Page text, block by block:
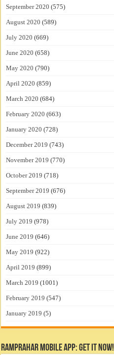
September 2020 (575)
August 2020 (589)
July 2020 (669)
June 2020 (658)
May 2020 (790)
April 2020 (859)
March 2020 (684)
February 2020 (663)
January 2020 (728)
December 2019 (743)
November 2019 (770)
October 2019 (718)
September 2019 (676)
August 2019 (839)
July 2019 (978)
June 2019 (646)
May 2019 (922)
April 2019 (899)
March 2019 (1001)
February 2019 (547)
January 2019 (5)
RamPrahar Mobile App: Get it Now!